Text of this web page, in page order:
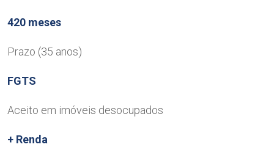
420 meses
Prazo (35 anos)
FGTS
Aceito em imóveis desocupados
+ Renda